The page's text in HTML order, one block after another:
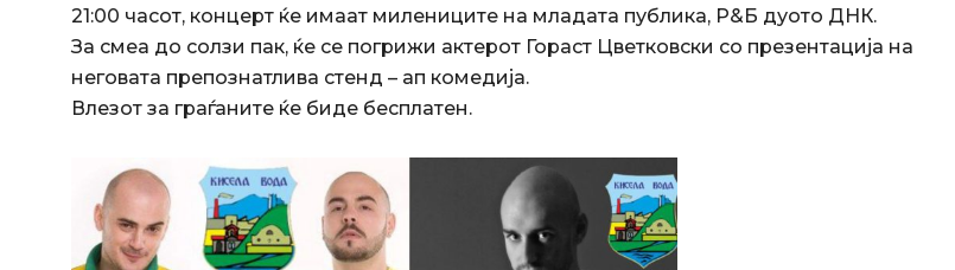
21:00 часот, концерт ќе имаат милениците на младата публика, Р&Б дуото ДНК.
За смеа до солзи пак, ќе се погрижи актерот Гораст Цветковски со презентација на
неговата препознатлива стенд – ап комедија.
Влезот за граѓаните ќе биде бесплатен.